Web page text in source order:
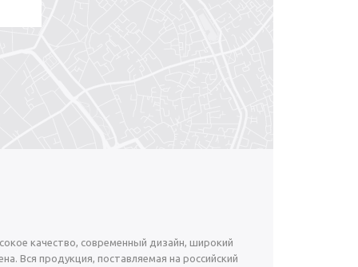
качество, современный дизайн, широкий
Вся продукция, поставляемая на российский